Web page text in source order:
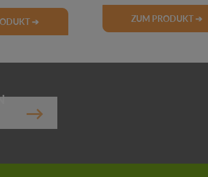
➔ ZUM PRODUKT ➔